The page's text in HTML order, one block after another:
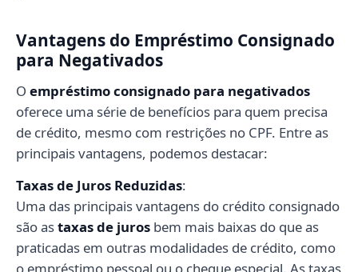
Vantagens do Empréstimo Consignado
para Negativados
O empréstimo consignado para negativados
oferece uma série de benefícios para quem precisa
de crédito, mesmo com restrições no CPF. Entre as
principais vantagens, podemos destacar:
Taxas de Juros Reduzidas:
Uma das principais vantagens do crédito consignado
são astaxas de juros bem mais baixas do que as
praticadas em outras modalidades de crédito, como
o empréstimo pessoal ou o cheque especial. As taxas